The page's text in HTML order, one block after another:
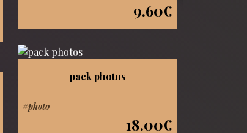
9.60€
pack photos
#photo
18.00€